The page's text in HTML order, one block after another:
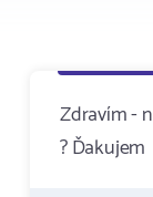
Zdravím -
? Ďakujem